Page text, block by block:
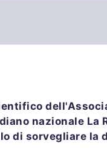
nazionale La
di sorvegliare la